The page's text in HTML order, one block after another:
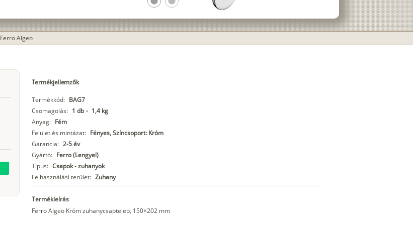
Ferro Algeo
Termékjellemzők
Termékkód: BAG7
Csomagolás: 1 db - 1,4 kg
Anyag: Fém
Felület és mintázat: Fényes, Színcsoport: Króm
Garancia: 2-5 év
Gyártó: Ferro (Lengyel)
Típus: Csapok - zuhanyok
Felhasználási terület: Zuhany
Termékleírás
Ferro Algeo Króm zuhanycsaptelep, 150×202 mm